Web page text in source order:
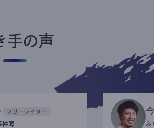
手の声
フリーライター
件簿 ふ